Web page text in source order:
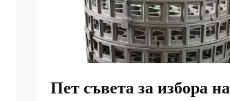
Пет съвета за избора на